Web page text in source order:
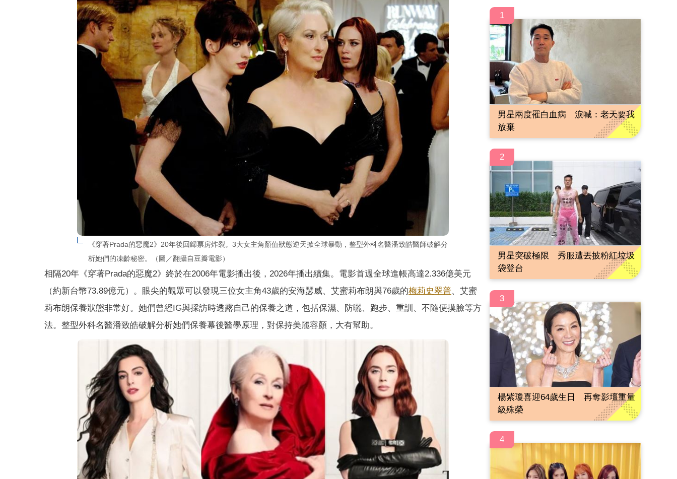
《穿著Prada的惡魔2》20年後回歸票房炸裂。3大女主角顏值狀態逆天掀全球暴動，整型外科名醫潘致皓醫師破解分
析她們的凍齡秘密。（圖／翻攝自豆瓣電影）
相隔20年《穿著Prada的惡魔2》終於在2006年電影播出後，2026年播出續集。電影首週全球進帳高達2.336億美元
（約新台幣73.89億元）。眼尖的觀眾可以發現三位女主角43歲的安海瑟威、艾蜜莉布朗與76歲的梅莉史翠普、艾蜜
莉布朗保養狀態非常好。她們曾經IG與採訪時透露自己的保養之道，包括保濕、防曬、跑步、重訓、不隨便摸臉等方
法。整型外科名醫潘致皓破解分析她們保養幕後醫學原理，對保持美麗容顏，大有幫助。
1
男星兩度罹白血病 淚喊：老天要我
放棄
2
男星突破極限 秀服遭丟披粉紅垃圾
袋登台
3
楊紫瓊喜迎64歲生日 再奪影壇重量
級殊榮
4